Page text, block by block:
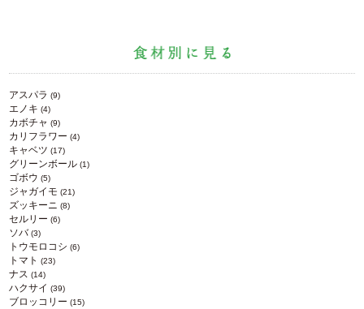
アスパラ (9)
エノキ (4)
カボチャ (9)
カリフラワー (4)
キャベツ (17)
グリーンボール (1)
ゴボウ (5)
ジャガイモ (21)
ズッキーニ (8)
セルリー (6)
ソバ(3)
トウモロコシ (6)
トマト (23)
ナス (14)
ハクサイ (39)
ブロッコリー (15)